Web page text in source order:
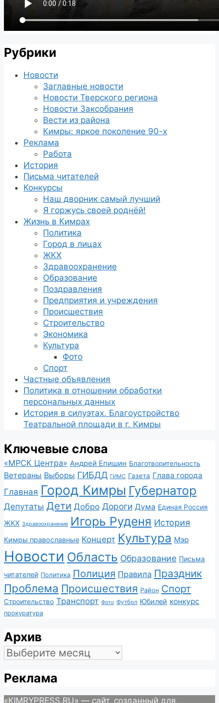
Рубрики
Новости
Заглавные новости
Новости Тверского региона
Новости Заксобрания
Вести из района
Кимры: яркое поколение 90-х
Реклама
Работа
История
Письма читателей
Конкурсы
Наш дворник самый лучший
Я горжусь своей роднёй!
Жизнь в Кимрах
Политика
Город в лицах
ЖКХ
Здравоохранение
Образование
Поздравления
Предприятия и учреждения
Происшествия
Строительство
Экономика
Культура
Фото
Спорт
Частные объявления
Политика в отношении обработки
персональных данных
История в силуэтах. Благоустройство
Театральной площади в г. Кимры
Ключевые слова
«МРСК Центра» Андрей Епишин Благотворительность
Ветераны Выборы ГИБДД ГИМС Газета Глава города
Главная Город Кимры Губернатор
Депутаты Дети Добро Дороги Дума Единая Россия
ЖКХ Здравоохранение Игорь Руденя История
Кимры православные Концерт Культура Мэр
Новости Область Образование Письма
читателей Политика Полиция Правила Праздник
Проблема Происшествия Район Спорт
Строительство Транспорт Фото Футбол Юбилей конкурс
прокуратура
Архив
Архив
Реклама
«KIMRYPRESS.RU» — сайт, созданный для